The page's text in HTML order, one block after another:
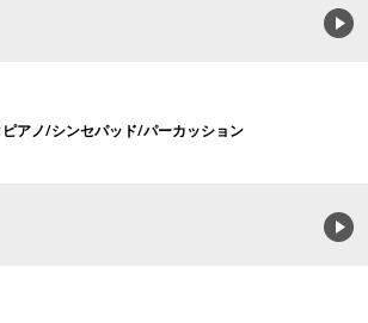
アノ/シンセパッド/パーカッション